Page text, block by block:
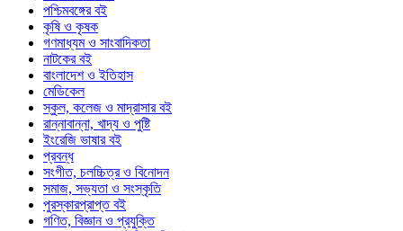
পশ্চিমবঙ্গের বই
কৃষি ও কৃষক
গণমাধ্যম ও সাংবাদিকতা
নাটকের বই
বাংলাদেশ ও ইতিহাস
মেডিকেল
স্কুল, কলেজ ও মাদ্রাসার বই
রান্নাবান্না, খাদ্য ও পুষ্টি
ইংরেজি ভাষার বই
প্রবন্ধ
সংগীত, চলচ্চিত্র ও বিনোদন
সমাজ, সভ্যতা ও সংস্কৃতি
পুরস্কারপ্রাপ্ত বই
গণিত, বিজ্ঞান ও প্রযুক্তি